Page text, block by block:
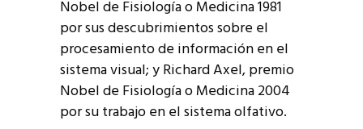
Nobel de Fisiología o Medicina 1981
por sus descubrimientos sobre el
procesamiento de información en el
sistema visual; y Richard Axel, premio
Nobel de Fisiología o Medicina 2004
por su trabajo en el sistema olfativo.